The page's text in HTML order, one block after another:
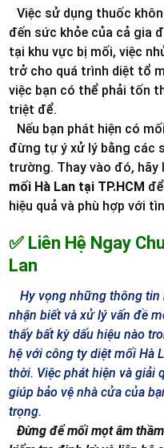
Việc sử dụng thuốc
đến sức khỏe của cả gia
tại khu vực bị mối, việc
trở cho quá trình diệt tổ
việc bạn có thể phải tốn
triệt để.
Nếu bạn phát hiện có
đừng tự ý xử lý bằng các
trường. Thay vào đó, hãy
mối Hà Lan tại TP.HCM
hiệu quả và phù hợp với
✅ Liên Hệ Ngay
Lan
Hy vọng những thông tin
nhận biết và xử lý vấn đề
thấy bất kỳ dấu hiệu nào
hệ với công ty diệt mối Hà
thời. Việc phát hiện và giải
giúp bảo vệ nhà cửa của
trọng.
Đừng để mối mọt âm